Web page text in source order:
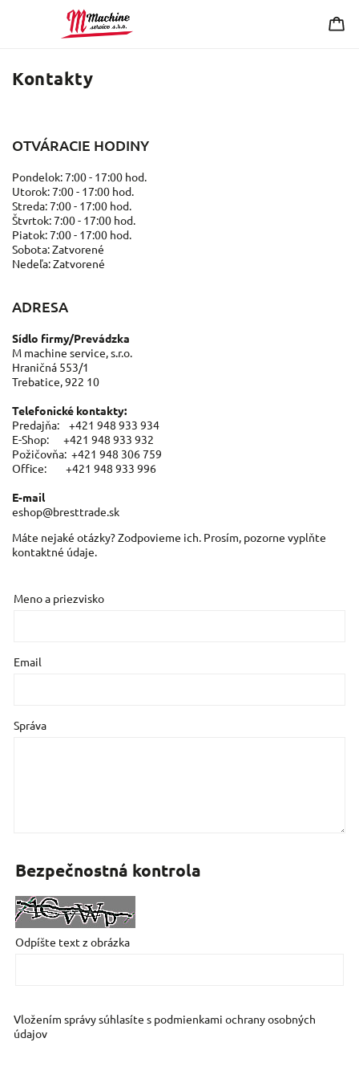
Kontakty
OTVÁRACIE HODINY
Pondelok: 7:00 - 17:00 hod.
Utorok: 7:00 - 17:00 hod.
Streda: 7:00 - 17:00 hod.
Štvrtok: 7:00 - 17:00 hod.
Piatok: 7:00 - 17:00 hod.
Sobota: Zatvorené
Nedeľa: Zatvorené
ADRESA
Sídlo firmy/Prevádzka
M machine service, s.r.o.
Hraničná 553/1
Trebatice, 922 10
Telefonické kontakty:
Predajňa: +421 948 933 934
E-Shop: +421 948 933 932
Požičovňa: +421 948 306 759
Office: +421 948 933 996
E-mail
eshop@bresttrade.sk
Máte nejaké otázky? Zodpovieme ich. Prosím, pozorne vyplňte
kontaktné údaje.
Meno a priezvisko
Email
Správa
Bezpečnostná kontrola
Odpíšte text z obrázka
Vložením správy súhlasíte s podmienkami ochrany osobných
údajov